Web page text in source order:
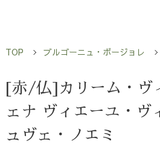
TOP ブルゴーニュ・ボージョレ
[赤/仏]カリーム・ヴ
ェナ ヴィエーユ・
ュヴェ・ノエミ